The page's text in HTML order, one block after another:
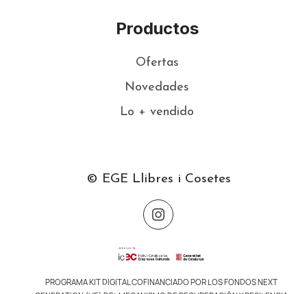
Productos
Ofertas
Novedades
Lo + vendido
© EGE Llibres i Cosetes
PROGRAMA KIT DIGITAL COFINANCIADO POR LOS FONDOS NEXT